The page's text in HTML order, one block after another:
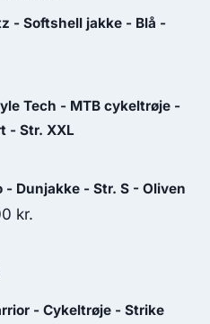
9,349.15 kr..
price
- Softshell jakke - Blå -
Tech - MTB cykeltrøje -
- Str. XXL
- Dunjakke - Str. S - Oliven
kr.
- Cykeltrøje - Strike